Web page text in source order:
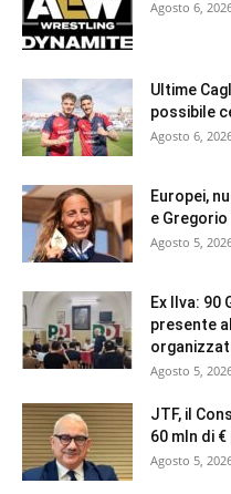
Agosto 6,
Ultime
possibile
Agosto 6,
Europei,
e
Agosto 5,
Ex Ilva: 90
presente
Agosto 5,
JTF, il
60 mln di €
Agosto 5,